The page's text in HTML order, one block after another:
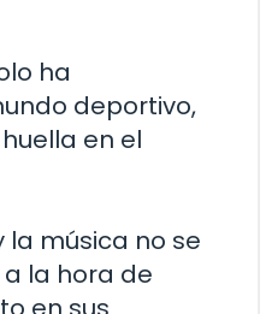
ha
deportivo,
en el
la música no se
la hora de